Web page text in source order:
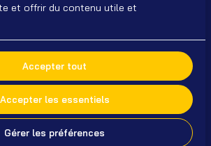
droits réservés. Contacts :
440-7435 |
et conditions générales
Bibliothèque
FAQ Contact
et offrir du contenu utile et
Accepter tout
Accepter les essentiels
Gérer les préférences